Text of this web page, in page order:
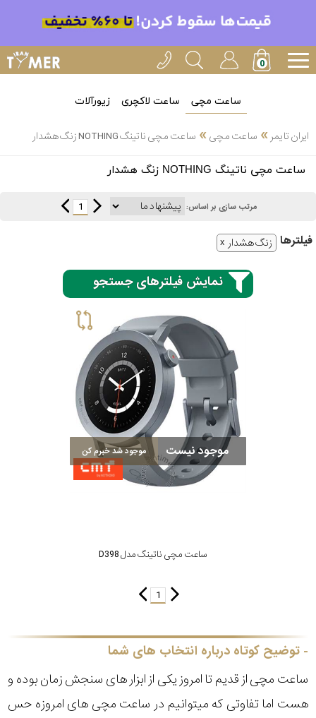
ساعت مچی ساعت لاکچری زیورآلات
ایران تایمر » ساعت مچی» ساعت مچی ناتینگ NOTHING زنگ هشدار
ساعت مچی ناتینگ NOTHING زنگ هشدار
مرتب سازی بر اساس: 1
فیلتر‌ها زنگ هشدار
نمایش فیلترهای جستجو
موجود نیست موجود شد خبرم کن
ساعت مچی ناتینگ مدل D398
1
توضیح کوتاه درباره انتخاب های شما
ساعت مچی از قدیم تا امروز یکی از ابزار های سنجش زمان بوده و
هست اما تفاوتی که میتوانیم در ساعت مچی های امروزه حس
انتخاب
بین 3
3
متی
تیسوت
رده